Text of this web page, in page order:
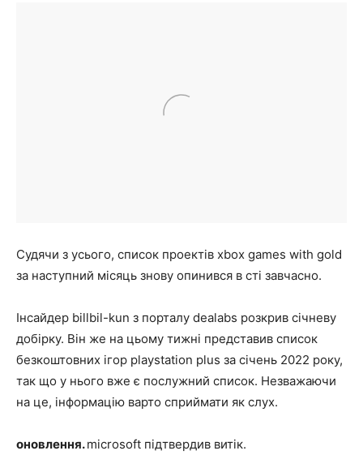
Судячи з усього, список проектів xbox games with gold
за наступний місяць знову опинився в сті завчасно.
Інсайдер billbil-kun з порталу dealabs розкрив січневу
добірку. Він же на цьому тижні представив список
безкоштовних ігор playstation plus за січень 2022 року,
так що у нього вже є послужний список. Незважаючи
на це, інформацію варто сприймати як слух.
оновлення.microsoft підтвердив витік.